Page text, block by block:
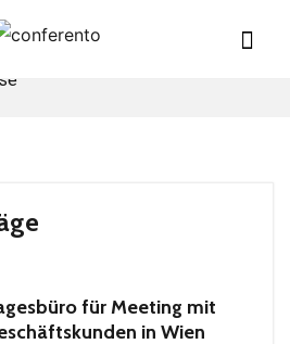
für Meeting mit
in Wien